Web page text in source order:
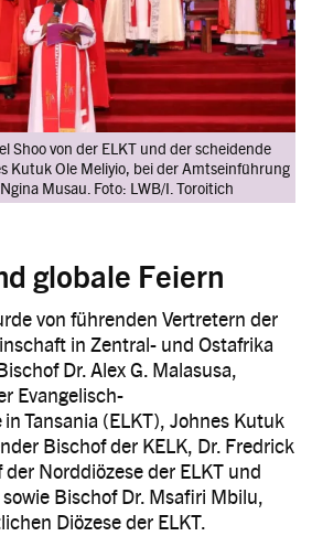
Shoo von der ELKT und der scheidende
Kutuk Ole Meliyio, bei der Amtseinführung
Musau. Foto: LWB/I. Toroitich
globale Feiern
von führenden Vertretern der
in Zentral- und Ostafrika
Dr. Alex G. Malasusa,
Evangelisch-
Tansania (ELKT), Johnes Kutuk
Bischof der KELK, Dr. Fredrick
Norddiözese der ELKT und
Bischof Dr. Msafiri Mbilu,
Diözese der ELKT.